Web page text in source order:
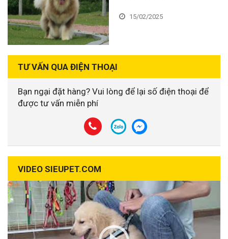
15/02/2025
TƯ VẤN QUA ĐIỆN THOẠI
Bạn ngại đặt hàng? Vui lòng để lại số điện thoại để
được tư vấn miễn phí
VIDEO SIEUPET.COM